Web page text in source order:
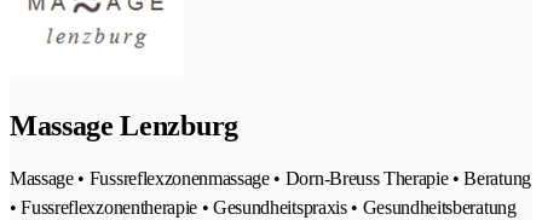
Massage Lenzburg
Massage • Fussreflexzonenmassage • Dorn-Breuss Therapie • Beratung
• Fussreflexzonentherapie • Gesundheitspraxis • Gesundheitsberatung